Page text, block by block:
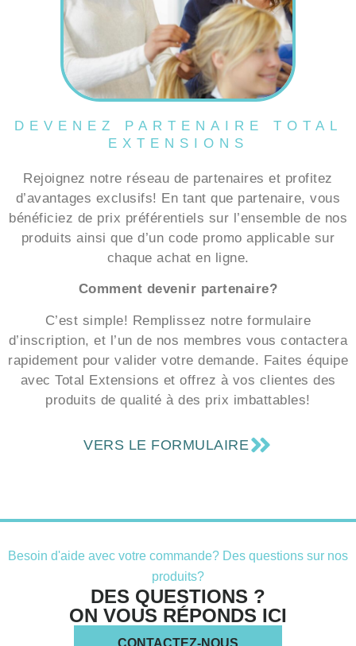
DEVENEZ PARTENAIRE TOTAL
EXTENSIONS
d’avantages exclusifs! En tant que partenaire, vous
bénéficiez de prix préférentiels sur l’ensemble de nos
produits ainsi que d’un code promo applicable sur
chaque achat en ligne.
Comment devenir partenaire?
C’est simple! Remplissez notre formulaire
d’inscription, et l’un de nos membres vous contactera
rapidement pour valider votre demande. Faites équipe
avec Total Extensions et offrez à vos clientes des
produits de qualité à des prix imbattables!
produits?
DES QUESTIONS ?
ON VOUS RÉPONDS ICI
CONTACTEZ-NOUS